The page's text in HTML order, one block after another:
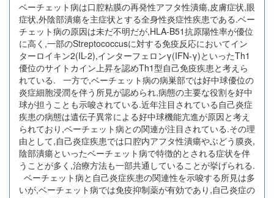
ベーチェット病は口腔粘膜の再発性アフタ性潰瘍,皮膚症状,眼
症状,外陰部潰瘍を主症状とする全身性炎症性疾患である.ベー
チェット病の原因は未だ不明だが,HLA-B51抗原陽性率が優位
に高く,一部のStreptococcusに対する免疫反応においてイン
ターロイキン2(IL-2),インターフェロンγ(IFN-γ)といったTh1
優位のサイトカイン上昇を認めTh1型自己免疫疾患と考えら
れている. 一方で,ベーチェット病の病巣部では好中球優位の
炎症細胞浸潤を伴う所見が認められ,病態の主要な役割を好中
球が担うことも示唆されている.近年注目されている自己炎症
疾患の病態は遺伝子異常による好中球機能亢進が原因と考え
られており,ベーチェット病との関連が注目されている.その理
由として,自己炎症疾患では口腔内アフタ性潰瘍やぶどう膜炎,
陰部潰瘍といったベーチェット病で特徴的とされる症状を伴
うことが多く,治療方法も一部共通していることが挙げられる.
ベーチェット病と自己炎症疾患の関連性を示唆する所見は多
いが,ベーチェット病では免疫抑制薬が有効であり,自己炎症の